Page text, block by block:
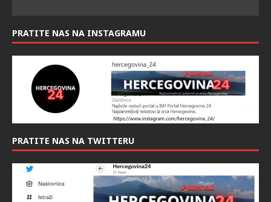
PRATITE NAS NA INSTAGRAMU
PRATITE NAS NA TWITTERU